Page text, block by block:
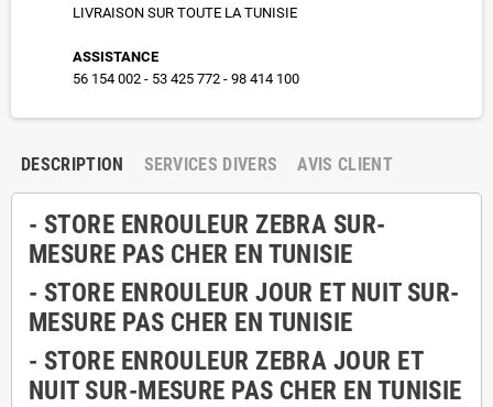
LIVRAISON SUR TOUTE LA TUNISIE
ASSISTANCE
56 154 002 - 53 425 772 - 98 414 100
DESCRIPTION SERVICES DIVERS AVIS CLIENT
- STORE ENROULEUR ZEBRA SUR-
MESURE PAS CHER EN TUNISIE
- STORE ENROULEUR JOUR ET NUIT SUR-
MESURE PAS CHER EN TUNISIE
- STORE ENROULEUR ZEBRA JOUR ET
NUIT SUR-MESURE PAS CHER EN TUNISIE